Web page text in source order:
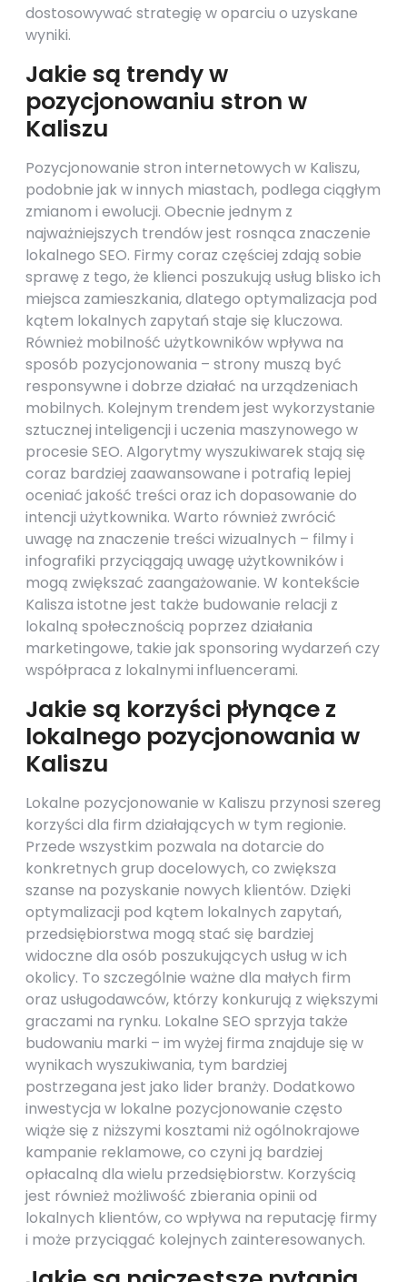
dostosowywać strategię w oparciu o uzyskane
wyniki.
Jakie są trendy w
pozycjonowaniu stron w
Kaliszu
Pozycjonowanie stron internetowych w Kaliszu,
podobnie jak w innych miastach, podlega ciągłym
zmianom i ewolucji. Obecnie jednym z
najważniejszych trendów jest rosnąca znaczenie
lokalnego SEO. Firmy coraz częściej zdają sobie
sprawę z tego, że klienci poszukują usług blisko ich
miejsca zamieszkania, dlatego optymalizacja pod
kątem lokalnych zapytań staje się kluczowa.
Również mobilność użytkowników wpływa na
sposób pozycjonowania – strony muszą być
responsywne i dobrze działać na urządzeniach
mobilnych. Kolejnym trendem jest wykorzystanie
sztucznej inteligencji i uczenia maszynowego w
procesie SEO. Algorytmy wyszukiwarek stają się
coraz bardziej zaawansowane i potrafią lepiej
oceniać jakość treści oraz ich dopasowanie do
intencji użytkownika. Warto również zwrócić
uwagę na znaczenie treści wizualnych – filmy i
infografiki przyciągają uwagę użytkowników i
mogą zwiększać zaangażowanie. W kontekście
Kalisza istotne jest także budowanie relacji z
lokalną społecznością poprzez działania
marketingowe, takie jak sponsoring wydarzeń czy
współpraca z lokalnymi influencerami.
Jakie są korzyści płynące z
lokalnego pozycjonowania w
Kaliszu
Lokalne pozycjonowanie w Kaliszu przynosi szereg
korzyści dla firm działających w tym regionie.
Przede wszystkim pozwala na dotarcie do
konkretnych grup docelowych, co zwiększa
szanse na pozyskanie nowych klientów. Dzięki
optymalizacji pod kątem lokalnych zapytań,
przedsiębiorstwa mogą stać się bardziej
widoczne dla osób poszukujących usług w ich
okolicy. To szczególnie ważne dla małych firm
oraz usługodawców, którzy konkurują z większymi
graczami na rynku. Lokalne SEO sprzyja także
budowaniu marki – im wyżej firma znajduje się w
wynikach wyszukiwania, tym bardziej
postrzegana jest jako lider branży. Dodatkowo
inwestycja w lokalne pozycjonowanie często
wiąże się z niższymi kosztami niż ogólnokrajowe
kampanie reklamowe, co czyni ją bardziej
opłacalną dla wielu przedsiębiorstw. Korzyścią
jest również możliwość zbierania opinii od
lokalnych klientów, co wpływa na reputację firmy
i może przyciągać kolejnych zainteresowanych.